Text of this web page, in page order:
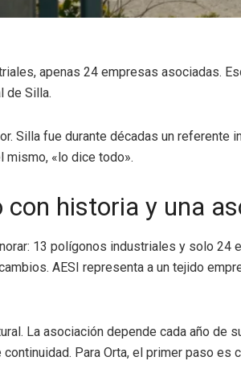
apenas 24 empresas asociadas.
de Silla.
Silla fue durante décadas un
mismo, «lo dice todo».
con historia y una
13 polígonos industriales y solo 24
AESI representa a un tejido
La asociación depende cada año de
continuidad. Para Orta, el primer paso es